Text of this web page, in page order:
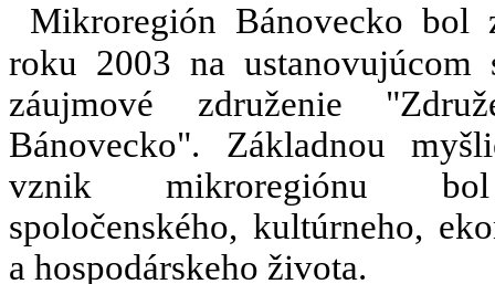
Mikroregión Bánovecko bol
roku 2003 na ustanovujúcom
záujmové združenie
Bánovecko". Základnou
vznik mikroregiónu
spoločenského, kultúrneho,
a hospodárskeho života.